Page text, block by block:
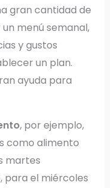
gran cantidad de
menú semanal,
y gustos
un plan.
ayuda para
, por ejemplo,
como alimento
martes
para el miércoles